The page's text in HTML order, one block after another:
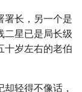
署长，另一个是
二星已是局长级
十岁左右的老伯
轻得不像话，